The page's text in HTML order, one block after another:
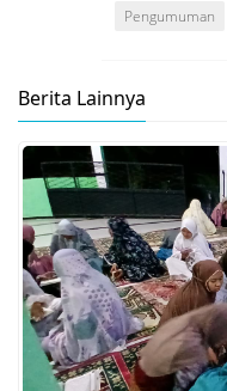
Pengumuman
Berita Lainnya